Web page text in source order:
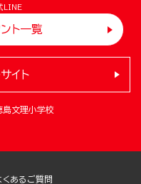
LINE
ト一覧
島文理小学校
イト
くあるご質問